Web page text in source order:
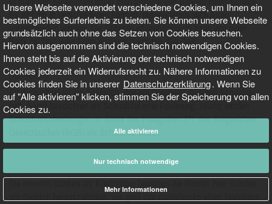
Unsere Webseite verwendet verschiedene Cookies, um Ihnen ein
bestmögliches Surferlebnis zu bieten. Sie können unsere Webseite
grundsätzlich auch ohne das Setzen von Cookies besuchen.
Hiervon ausgenommen sind die technisch notwendigen Cookies.
Ihnen steht bis auf die Aktivierung der technisch notwendigen
Cookies jederzeit ein Widerrufsrecht zu. Nähere Informationen zu
Cookies finden Sie in unserer Datenschutzerklärung. Wenn Sie
auf "Alle aktivieren" klicken, stimmen Sie der Speicherung von allen
Cookies zu.
Alle aktivieren
Nur technisch notwendige
Mehr Informationen
Es gibt ihn in verschiedenen Formen, die wiederum nach Arten
unterschieden werden. Die Scheckverfügungssperre kann von einer
Bank bei fast jeder Form eingesetzt werden. Sie dien...
Schuldtitel
Ein Schuldtitel ist ein Anspruch, den ein Gläubiger an einen Schuldner
hält. Somit bezeichnet ein Schuldtitel eine Forderung. Häufig werden
Schuldverschreibungen im Sinne des Paragrafen 371 des Bürgerlichen
Gesetzbuches (BGB) als Schuldtitel beze...